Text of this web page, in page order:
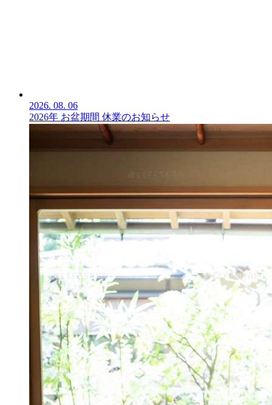
2026. 08. 06
2026年 お盆期間 休業のお知らせ